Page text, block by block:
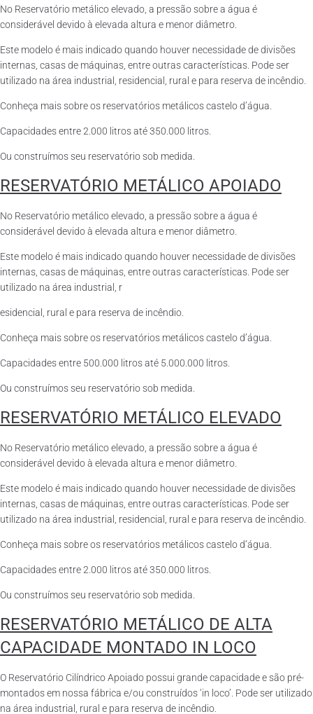
No Reservatório metálico elevado, a pressão sobre a água é
considerável devido à elevada altura e menor diâmetro.
Este modelo é mais indicado quando houver necessidade de divisões
internas, casas de máquinas, entre outras características. Pode ser
utilizado na área industrial, residencial, rural e para reserva de incêndio.
Conheça mais sobre os reservatórios metálicos castelo d’água.
Capacidades entre 2.000 litros até 350.000 litros.
Ou construímos seu reservatório sob medida.
RESERVATÓRIO METÁLICO APOIADO
No Reservatório metálico elevado, a pressão sobre a água é
considerável devido à elevada altura e menor diâmetro.
Este modelo é mais indicado quando houver necessidade de divisões
internas, casas de máquinas, entre outras características. Pode ser
utilizado na área industrial, r
esidencial, rural e para reserva de incêndio.
Conheça mais sobre os reservatórios metálicos castelo d’água.
Capacidades entre 500.000 litros até 5.000.000 litros.
Ou construímos seu reservatório sob medida.
RESERVATÓRIO METÁLICO ELEVADO
No Reservatório metálico elevado, a pressão sobre a água é
considerável devido à elevada altura e menor diâmetro.
Este modelo é mais indicado quando houver necessidade de divisões
internas, casas de máquinas, entre outras características. Pode ser
utilizado na área industrial, residencial, rural e para reserva de incêndio.
Conheça mais sobre os reservatórios metálicos castelo d’água.
Capacidades entre 2.000 litros até 350.000 litros.
Ou construímos seu reservatório sob medida.
RESERVATÓRIO METÁLICO DE ALTA
CAPACIDADE MONTADO IN LOCO
O Reservatório Cilíndrico Apoiado possui grande capacidade e são pré-
montados em nossa fábrica e/ou construídos ‘in loco’. Pode ser utilizado
na área industrial, rural e para reserva de incêndio.